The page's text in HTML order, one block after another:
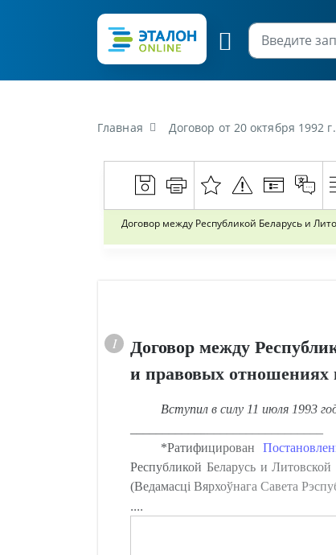
Главная Договор от 20 октября 1992 г.
Договор между Республикой Беларусь и
Договор между
и правовых
Вступил в силу 11 июля 1993
*Ратифицирован
Республикой Беларусь и
(Ведамасцi Вярхоўнага Савета
....